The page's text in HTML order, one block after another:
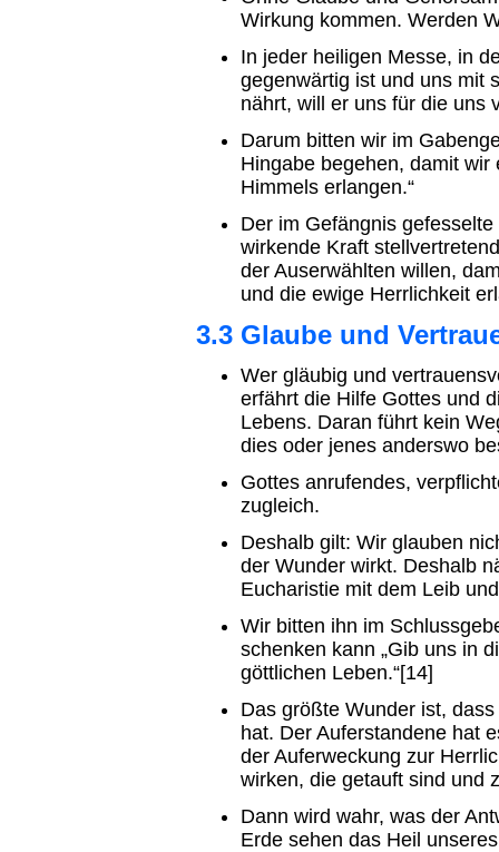
Wirkung kommen. Werden
In jeder heiligen Messe, in
gegenwärtig ist und uns mit
nährt, will er uns für die uns
Darum bitten wir im
Hingabe begehen, damit
Himmels erlangen.“
Der im Gefängnis
wirkende Kraft
der Auserwählten willen,
und die ewige Herrlichkeit
3.3 Glaube und
Wer gläubig und
erfährt die Hilfe Gottes und
Lebens. Daran führt kein
dies oder jenes anderswo
Gottes anrufendes,
zugleich.
Deshalb gilt: Wir glauben
der Wunder wirkt. Deshalb
Eucharistie mit dem Leib
Wir bitten ihn im
schenken kann „Gib uns in
göttlichen Leben.“[14]
Das größte Wunder ist,
hat. Der Auferstandene hat
der Auferweckung zur
wirken, die getauft sind und
Dann wird wahr, was der
Erde sehen das Heil